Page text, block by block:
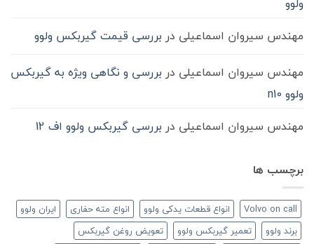
مهندس سیروان اسماعیلی در بررسی قیمت گیربکس ولوو
مهندس سیروان اسماعیلی در بررسی و نگاهی ویژه به گیربکس
ولوو n10
مهندس سیروان اسماعیلی در بررسی گیربکس ولوو اف 12
برچسب ها
Volvo on call انواع قطعات یدکی ولوو انواع مته حفاری
ایران ولوو
برند ولوو
تعمیر گیربکس ولوو تعویض روغن گیربکس